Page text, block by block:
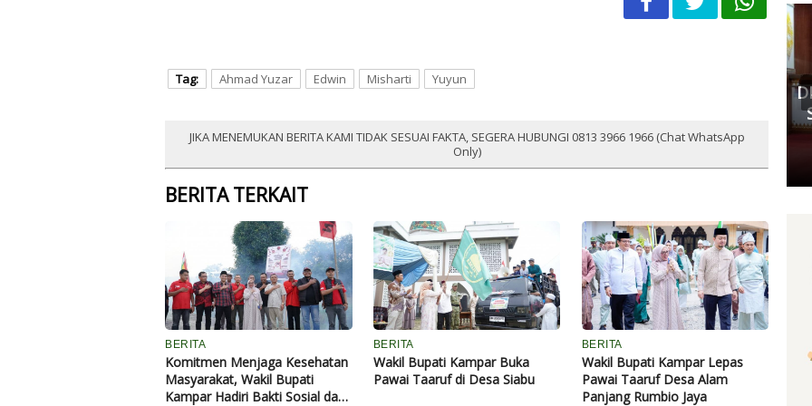
Tag: Ahmad Yuzar Edwin Misharti Yuyun
JIKA MENEMUKAN BERITA KAMI TIDAK SESUAI FAKTA, SEGERA HUBUNGI 0813 3966 1966 (Chat WhatsApp
Only)
BERITA TERKAIT
BERITA
Komitmen Menjaga Kesehatan
Masyarakat, Wakil Bupati
Kampar Hadiri Bakti Sosial dan
BERITA
Wakil Bupati Kampar Buka
Pawai Taaruf di Desa Siabu
BERITA
Wakil Bupati Kampar Lepas
Pawai Taaruf Desa Alam
Panjang Rumbio Jaya
Damai